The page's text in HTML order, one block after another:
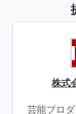
株式
芸能プロ